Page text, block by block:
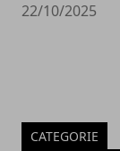
22/10/2025
CATEGORIE